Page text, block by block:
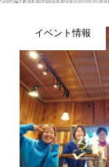
イベント情報